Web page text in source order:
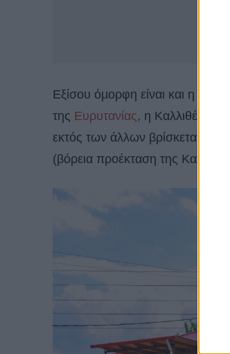
Εξίσου όµορφη είναι και η
της Ευρυτανίας, η Καλλιθέα
εκτός των άλλων βρίσκεται
(βόρεια προέκταση της